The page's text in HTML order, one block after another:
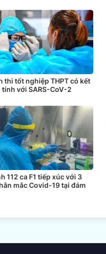
thi tốt nghiệp THPT có kết
tính với SARS-CoV-2
112 ca F1 tiếp xúc với 3
mắc Covid-19 tại đám